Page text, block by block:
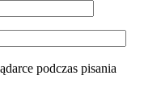
podczas pisania